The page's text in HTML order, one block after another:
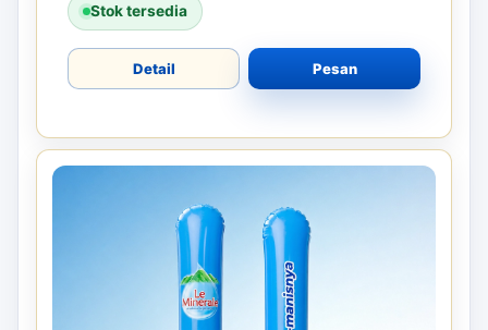
Stok tersedia
Detail Pesan